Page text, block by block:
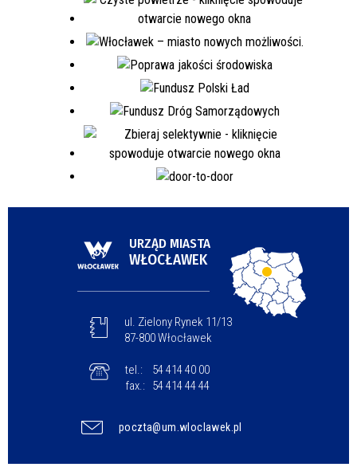
URZĄD MIASTA
WŁOCŁAWEK
ul. Zielony Rynek 11/13
87-800 Włocławek
tel.:
54 414 40 00
fax.:
54 414 44 44
poczta@um.wloclawek.pl